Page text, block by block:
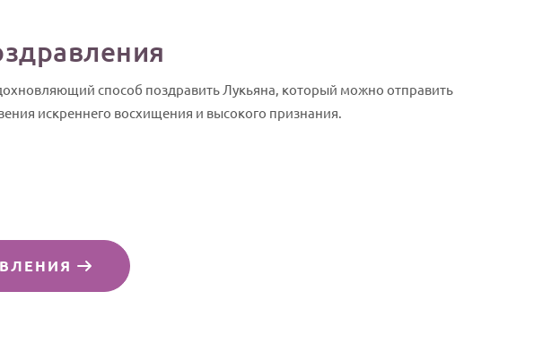
способ поздравить Лукьяна, который можно отправить
искреннего восхищения и высокого признания.